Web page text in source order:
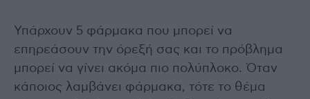
Υπάρχουν 5 φάρμακα που μπορεί να
επηρεάσουν την όρεξή σας και το πρόβλημα
μπορεί να γίνει ακόμα πιο πολύπλοκο. Όταν
κάποιος λαμβάνει φάρμακα, τότε το θέμα